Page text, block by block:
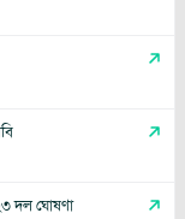
দল ঘোষণা